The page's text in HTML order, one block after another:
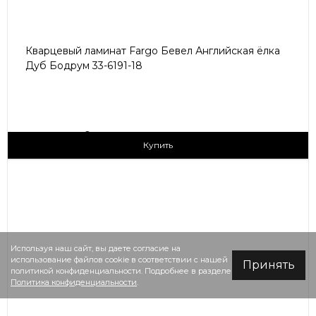
Кварцевый ламинат Fargo Бевел Английская ёлка
Дуб Бодрум 33-6191-18
2
Купить
Используя наш сайт, вы даете согласие на
использование файлов cookie в соответствии с нашей
политикой конфиденциальности. Подробнее в разделе
Политика конфиденциальности.
Принять